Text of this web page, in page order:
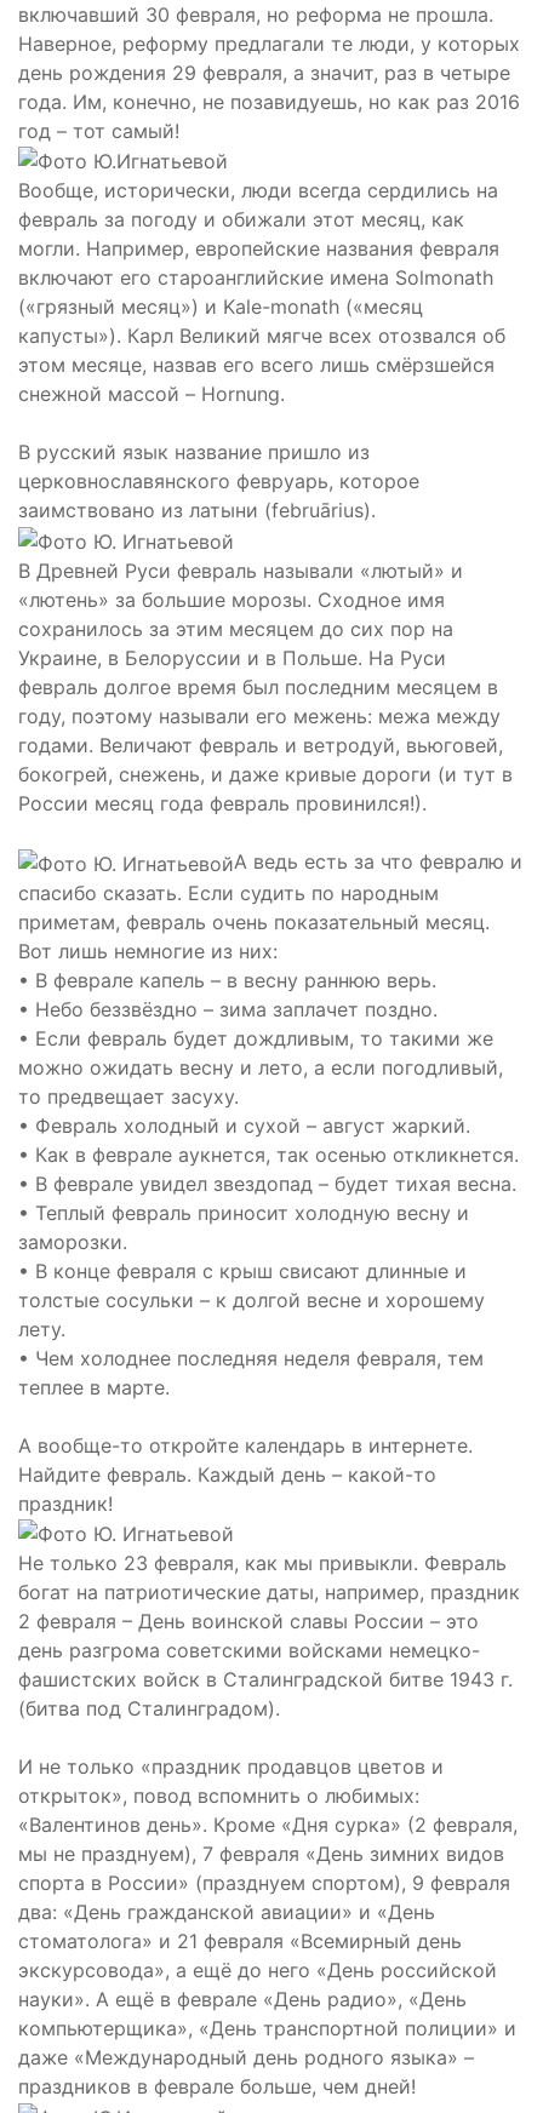
включавший 30 февраля, но реформа не прошла.
Наверное, реформу предлагали те люди, у которых
день рождения 29 февраля, а значит, раз в четыре
года. Им, конечно, не позавидуешь, но как раз 2016
год – тот самый!
Вообще, исторически, люди всегда сердились на
февраль за погоду и обижали этот месяц, как
могли. Например, европейские названия февраля
включают его староанглийские имена Solmonath
(«грязный месяц») и Kale-monath («месяц
капусты»). Карл Великий мягче всех отозвался об
этом месяце, назвав его всего лишь смёрзшейся
снежной массой – Hornung.
В русский язык название пришло из
церковнославянского февруарь, которое
заимствовано из латыни (februārius).
В Древней Руси февраль называли «лютый» и
«лютень» за большие морозы. Сходное имя
сохранилось за этим месяцем до сих пор на
Украине, в Белорусcии и в Польше. На Руси
февраль долгое время был последним месяцем в
году, поэтому называли его межень: межа между
годами. Величают февраль и ветродуй, вьюговей,
бокогрей, снежень, и даже кривые дороги (и тут в
России месяц года февраль провинился!).
А ведь есть за что февралю и
спасибо сказать. Если судить по народным
приметам, февраль очень показательный месяц.
Вот лишь немногие из них:
• В феврале капель – в весну раннюю верь.
• Небо беззвёздно – зима заплачет поздно.
• Если февраль будет дождливым, то такими же
можно ожидать весну и лето, а если погодливый,
то предвещает засуху.
• Февраль холодный и сухой – август жаркий.
• Как в феврале аукнется, так осенью откликнется.
• В феврале увидел звездопад – будет тихая весна.
• Теплый февраль приносит холодную весну и
заморозки.
• В конце февраля с крыш свисают длинные и
толстые сосульки – к долгой весне и хорошему
лету.
• Чем холоднее последняя неделя февраля, тем
теплее в марте.
А вообще-то откройте календарь в интернете.
Найдите февраль. Каждый день – какой-то
праздник!
Не только 23 февраля, как мы привыкли. Февраль
богат на патриотические даты, например, праздник
2 февраля – День воинской славы России – это
день разгрома советскими войсками немецко-
фашистских войск в Сталинградской битве 1943 г.
(битва под Сталинградом).
И не только «праздник продавцов цветов и
открыток», повод вспомнить о любимых:
«Валентинов день». Кроме «Дня сурка» (2 февраля,
мы не празднуем), 7 февраля «День зимних видов
спорта в России» (празднуем спортом), 9 февраля
два: «День гражданской авиации» и «День
стоматолога» и 21 февраля «Всемирный день
экскурсовода», а ещё до него «День российской
науки». А ещё в феврале «День радио», «День
компьютерщика», «День транспортной полиции» и
даже «Международный день родного языка» –
праздников в феврале больше, чем дней!